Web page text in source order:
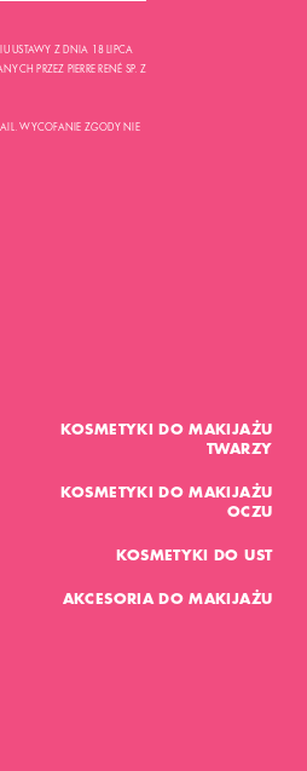
USTAWY Z DNIA 18 LIPCA
PRZEZ PIERRE RENÉ SP. Z
WYCOFANIE ZGODY NIE
KOSMETYKI DO MAKIJAŻU
TWARZY
KOSMETYKI DO MAKIJAŻU
OCZU
KOSMETYKI DO UST
AKCESORIA DO MAKIJAŻU